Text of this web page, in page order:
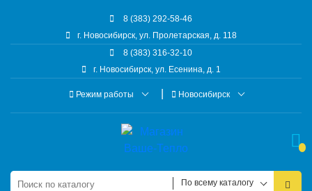
8 (383) 292-58-46
г. Новосибирск, ул. Пролетарская, д. 118
8 (383) 316-32-10
г. Новосибирск, ул. Есенина, д. 1
Режим работы Новосибирск
По всему каталогу